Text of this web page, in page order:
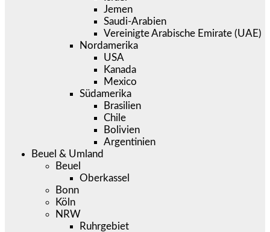
Jemen
Saudi-Arabien
Vereinigte Arabische Emirate (UAE)
Nordamerika
USA
Kanada
Mexico
Südamerika
Brasilien
Chile
Bolivien
Argentinien
Beuel & Umland
Beuel
Oberkassel
Bonn
Köln
NRW
Ruhrgebiet